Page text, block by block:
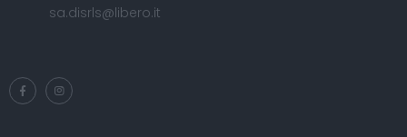
sa.disrls@libero.it